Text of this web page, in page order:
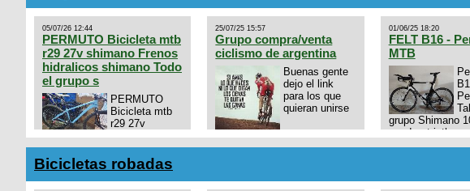
05/07/26 12:44
PERMUTO Bicicleta mtb
r29 27v shimano Frenos
hidralicos shimano Todo
el grupo s
PERMUTO
Bicicleta mtb
r29 27v
shimano
Frenos hidralicos shimano
Todo el grupo shimano Talle
s/m Permuto x pistera o ruta
talle s o m.
25/07/25 15:57
Grupo compra/venta
ciclismo de argentina
Buenas gente
dejo el link
para los que
quieran unirse
https://chat.whatsapp.com/
mode=ac_t
01/06/25 18:20
FELT B16 -
MTB
grupo Shimano
cuadro: triatlon
aero TT/TRI
Bicicletas robadas